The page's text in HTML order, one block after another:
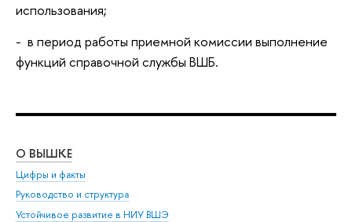
использования;
- в период работы приемной комиссии выполнение
функций справочной службы ВШБ.
О ВЫШКЕ
Цифры и факты
Руководство и структура
Устойчивое развитие в НИУ ВШЭ